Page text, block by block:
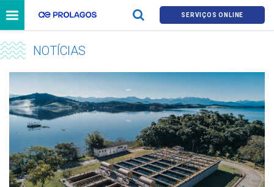
SERVIÇOS ONLINE
NOTÍCIAS